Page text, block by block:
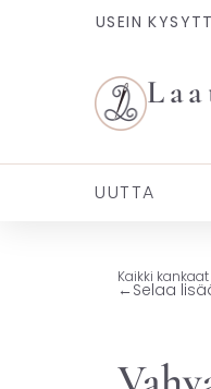
USEIN
UUTTA
Kaikki kankaat
←Selaa